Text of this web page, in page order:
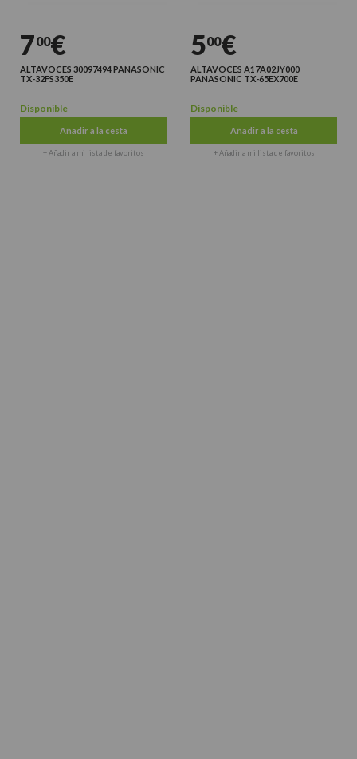
700€
ALTAVOCES 30097494 PANASONIC
TX-32FS350E
Disponible
Añadir a la cesta
+ Añadir a mi lista de favoritos
500€
ALTAVOCES A17A02JY000
PANASONIC TX-65EX700E
Disponible
Añadir a la cesta
+ Añadir a mi lista de favoritos